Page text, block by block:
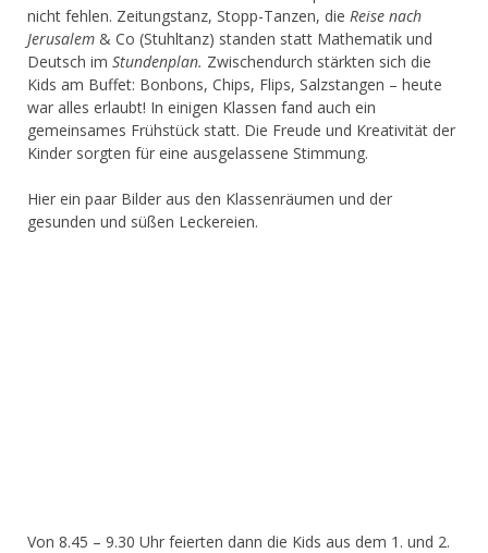
nicht fehlen. Zeitungstanz, Stopp-Tanzen, die Reise nach
Jerusalem & Co (Stuhltanz) standen statt Mathematik und
Deutsch im Stundenplan. Zwischendurch stärkten sich die
Kids am Buffet: Bonbons, Chips, Flips, Salzstangen – heute
war alles erlaubt! In einigen Klassen fand auch ein
gemeinsames Frühstück statt. Die Freude und Kreativität der
Kinder sorgten für eine ausgelassene Stimmung.
Hier ein paar Bilder aus den Klassenräumen und der
gesunden und süßen Leckereien.
Von 8.45 – 9.30 Uhr feierten dann die Kids aus dem 1. und 2.